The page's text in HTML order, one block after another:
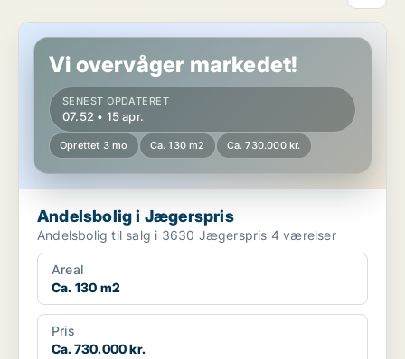
Andelsbolig i Jægerspris
Vi overvåger markedet!
SENEST OPDATERET
07.52 • 15 apr.
Oprettet 3 mo Ca. 130 m2 Ca. 730.000 kr.
Andelsbolig i Jægerspris
Andelsbolig til salg i 3630 Jægerspris 4 værelser
Areal
Ca. 130 m2
Pris
Ca. 730.000 kr.